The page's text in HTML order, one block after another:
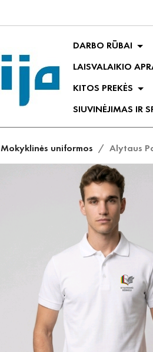
DARBO RŪBAI
LAISVALAIKIO
KITOS PREKĖS
SIUVINĖJIMAS IR
Mokyklinės uniformos Alytaus